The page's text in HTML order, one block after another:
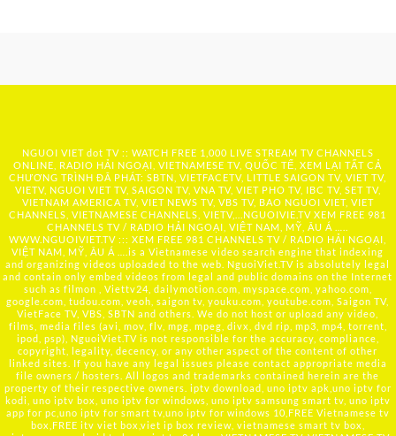
NGUOI VIET dot TV :: WATCH FREE 1,000 LIVE STREAM TV CHANNELS
ONLINE, RADIO HẢI NGOẠI, VIETNAMESE TV, QUỐC TẾ, XEM LẠI TẤT CẢ
CHƯƠNG TRÌNH ĐÃ PHÁT: SBTN, VIETFACETV, LITTLE SAIGON TV, VIET TV,
VIETV, NGUOI VIET TV, SAIGON TV, VNA TV, VIET PHO TV, IBC TV, SET TV,
VIETNAM AMERICA TV, VIET NEWS TV, VBS TV, BAO NGUOI VIET, VIET
CHANNELS, VIETNAMESE CHANNELS, VIETV,... NGUOIVIE.TV XEM FREE 981
CHANNELS TV / RADIO HẢI NGOẠI, VIỆT NAM, MỸ, ÂU Á …..
WWW.NGUOIVIET.TV ::: XEM FREE 981 CHANNELS TV / RADIO HẢI NGOẠI,
VIỆT NAM, MỸ, ÂU Á ….is a Vietnamese video search engine that indexing
and organizing videos uploaded to the web. NguoiViet.TV is absolutely legal
and contain only embed videos from legal and public domains on the Internet
such as filmon , Viettv24, dailymotion.com, myspace.com, yahoo.com,
google.com, tudou.com, veoh, saigon tv, youku.com, youtube.com, Saigon TV,
VietFace TV, VBS, SBTN and others. We do not host or upload any video,
films, media files (avi, mov, flv, mpg, mpeg, divx, dvd rip, mp3, mp4, torrent,
ipod, psp), NguoiViet.TV is not responsible for the accuracy, compliance,
copyright, legality, decency, or any other aspect of the content of other
linked sites. If you have any legal issues please contact appropriate media
file owners / hosters. All logos and trademarks contained herein are the
property of their respective owners. iptv download, uno iptv apk,uno iptv for
kodi, uno iptv box, uno iptv for windows, uno iptv samsung smart tv, uno iptv
app for pc,uno iptv for smart tv,uno iptv for windows 10,FREE Vietnamese tv
box,FREE itv viet box,viet ip box review, vietnamese smart tv box,